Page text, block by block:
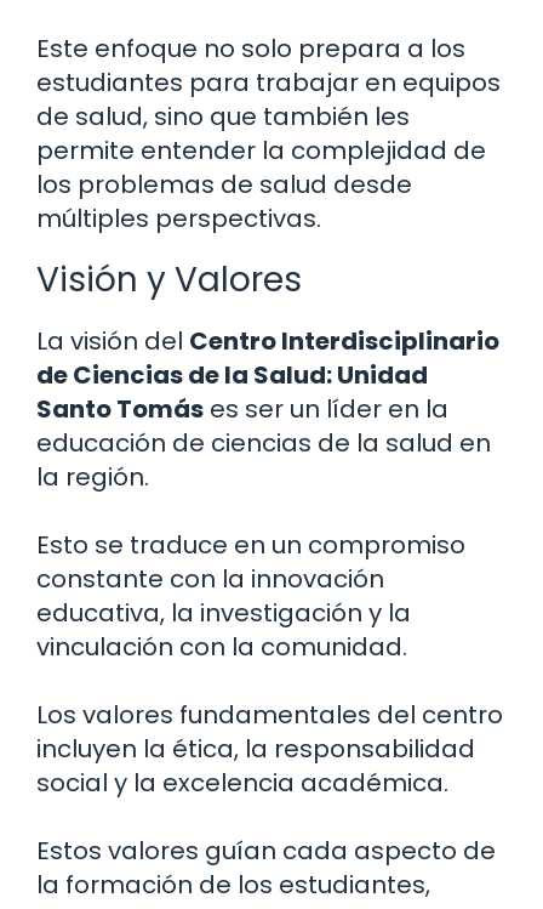
Este enfoque no solo prepara a los
estudiantes para trabajar en equipos
de salud, sino que también les
permite entender la complejidad de
los problemas de salud desde
múltiples perspectivas.
Visión y Valores
La visión del Centro Interdisciplinario
de Ciencias de la Salud: Unidad
Santo Tomás es ser un líder en la
educación de ciencias de la salud en
la región.
Esto se traduce en un compromiso
constante con la innovación
educativa, la investigación y la
vinculación con la comunidad.
Los valores fundamentales del centro
incluyen la ética, la responsabilidad
social y la excelencia académica.
Estos valores guían cada aspecto de
la formación de los estudiantes,